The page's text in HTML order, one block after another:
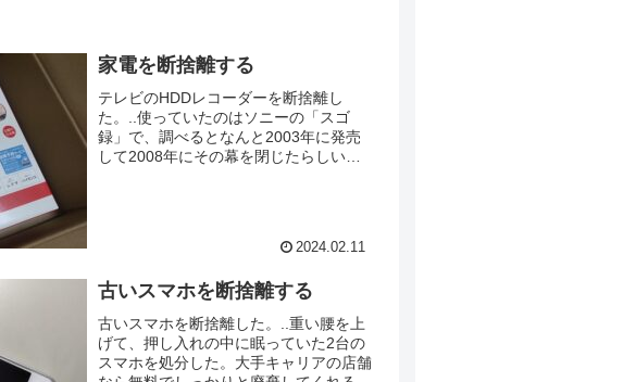
家電を断捨離する
テレビのHDDレコーダーを断捨離し
た。..使っていたのはソニーの「スゴ
録」で、調べるとなんと2003年に発売
して2008年にその幕を閉じたらしい。..
HDD（2TB）だ。.■.ビフォー..まずは
すごいホコリだ！（笑）...
2024.02.11
古いスマホを断捨離する
古いスマホを断捨離した。..重い腰を上
げて、押し入れの中に眠っていた2台の
スマホを処分した。大手キャリアの店舗